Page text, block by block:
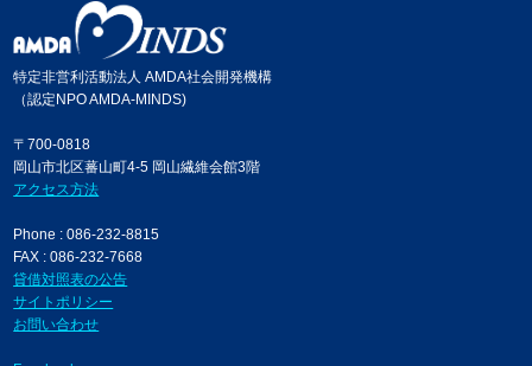
特定非営利活動法人 AMDA社会開発機構
（認定NPO AMDA-MINDS)
〒700-0818
岡山市北区蕃山町4-5 岡山繊維会館3階
アクセス方法
Phone : 086-232-8815
FAX : 086-232-7668
貸借対照表の公告
サイトポリシー
お問い合わせ